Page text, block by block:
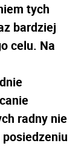
tych
bardziej
celu. Na
radny nie